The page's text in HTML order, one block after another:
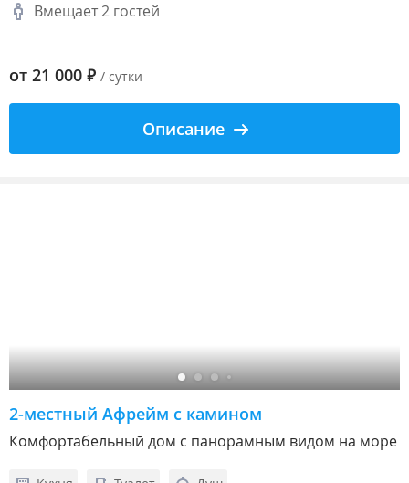
Вмещает 2 гостей
от 21 000 ₽ / сутки
Описание
2-местный Афрейм с камином
Комфортабельный дом с панорамным видом на море